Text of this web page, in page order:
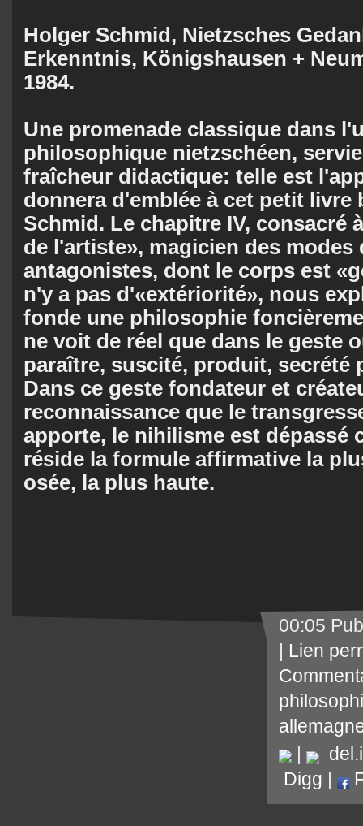
Holger Schmid, Nietzsches
Erkenntnis, Königshausen +
1984.
Une promenade classique dans
philosophique nietzschéen,
fraîcheur didacti­que: telle est
donnera d'emblée à cet petit livre
Schmid. Le cha­pi­tre IV, consacré
de l'artiste», magicien des modes
antagonistes, dont le corps est
n'y a pas d'«extériorité», nous
fonde une philosophie
ne voit de réel que dans le geste
paraître, suscité, produit, se­crété
Dans ce geste fondateur et
reconnaissance que le
apporte, le nihilisme est dépassé
réside la formule affirmative la
osée, la plus haute.
00:05
| Lien
|
Digg |